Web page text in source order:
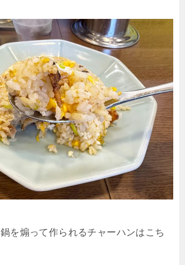
を煽って作られるチャーハンはこち